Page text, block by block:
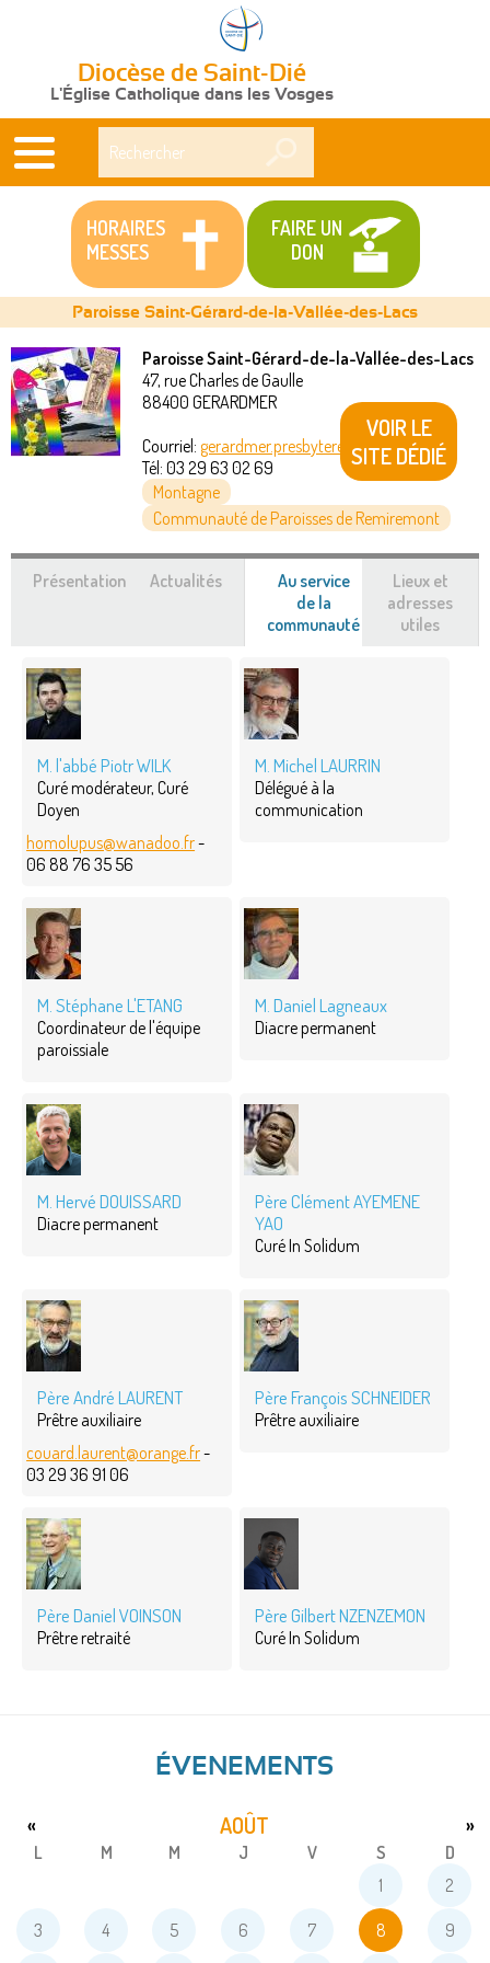
Diocèse de Saint-Dié
L'Église Catholique dans les Vosges
HORAIRES
MESSES
FAIRE UN
DON
Vous
êtes
Paroisse Saint-Gérard-de-la-Vallée-des-Lacs
Paroisse Saint-Gérard-de-la-Vallée-des-Lacs
47, rue Charles de Gaulle
88400 GERARDMER
Courriel: gerardmer.presbytere@akeonet.com
Tél: 03 29 63 02 69
Montagne
Communauté de Paroisses de Remiremont
VOIR LE
SITE DÉDIÉ
Présentation Actualités
Au service
de la
communauté (onglet
Lieux et
adresses
utiles
M. l'abbé Piotr WILK
Curé modérateur, Curé
Doyen
homolupus@wanadoo.fr-
06 88 76 35 56
M. Michel LAURRIN
Délégué à la
communication
M. Stéphane L'ETANG
Coordinateur de l'équipe
paroissiale
M. Daniel Lagneaux
Diacre permanent
M. Hervé DOUISSARD
Diacre permanent
Père Clément AYEMENE
YAO
Curé In Solidum
Père André LAURENT
Prêtre auxiliaire
couard.laurent@orange.fr-
03 29 36 91 06
Père François SCHNEIDER
Prêtre auxiliaire
Père Daniel VOINSON
Prêtre retraité
Père Gilbert NZENZEMON
Curé In Solidum
ÉVENEMENTS
AOÛT
« »
L M M J V S
D
1
2
3 4 5 6 7 8 9